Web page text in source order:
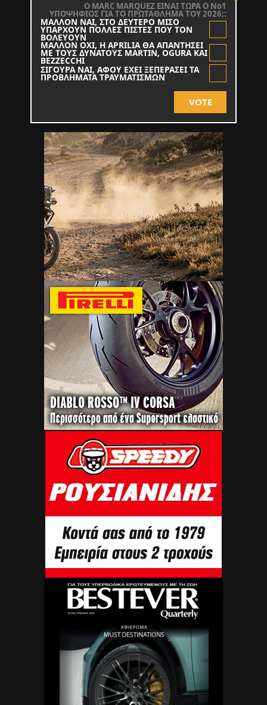
O MARC MARQUEZ ΕΙΝΑΙ ΤΩΡΑ Ο Νο1
ΥΠΟΨΗΦΙΟΣ ΓΙΑ ΤΟ ΠΡΩΤΑΘΛΗΜΑ ΤΟΥ 2026;:
ΜΑΛΛΟΝ ΝΑΙ, ΣΤΟ ΔΕΥΤΕΡΟ ΜΙΣΟ
ΥΠΑΡΧΟΥΝ ΠΟΛΛΕΣ ΠΙΣΤΕΣ ΠΟΥ ΤΟΝ
ΒΟΛΕΥΟΥΝ
ΜΑΛΛΟΝ ΟΧΙ, Η APRILIA ΘΑ ΑΠΑΝΤΗΣΕΙ
ΜΕ ΤΟΥΣ ΔΥΝΑΤΟΥΣ MARTIN, OGURA KAI
BEZZECCHI
ΣΙΓΟΥΡΑ ΝΑΙ, ΑΦΟΥ ΕΧΕΙ ΞΕΠΕΡΑΣΕΙ ΤΑ
ΠΡΟΒΛΗΜΑΤΑ ΤΡΑΥΜΑΤΙΣΜΩΝ
VOTE